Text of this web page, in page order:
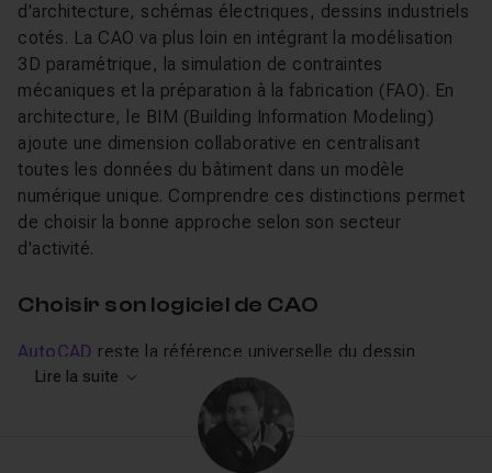
d'architecture, schémas électriques, dessins industriels
cotés. La CAO va plus loin en intégrant la modélisation
3D paramétrique, la simulation de contraintes
mécaniques et la préparation à la fabrication (FAO). En
architecture, le BIM (Building Information Modeling)
ajoute une dimension collaborative en centralisant
toutes les données du bâtiment dans un modèle
numérique unique. Comprendre ces distinctions permet
de choisir la bonne approche selon son secteur
d'activité.
Choisir son logiciel de CAO
AutoCAD reste la référence universelle du dessin
technique 2D et 3D, utilisé dans l'architecture, le génie
est le standard du BIM
architectural, indispensable pour les projets de
construction collaborative.
SolidWorks
Lire la suite